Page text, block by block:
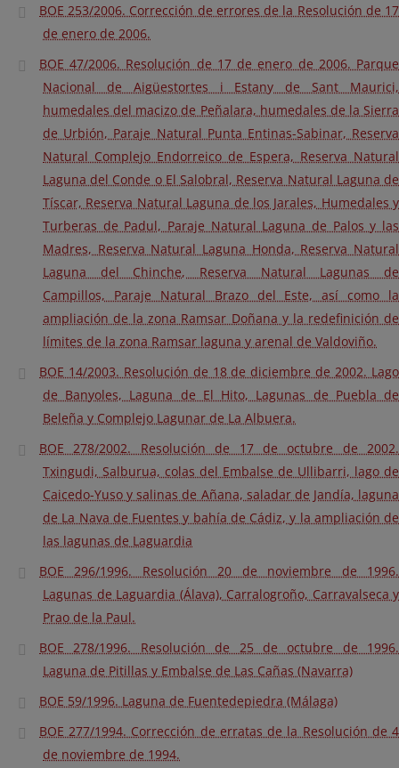
BOE 253/2006. Corrección de errores de la Resolución de 17
de enero de 2006.
BOE 47/2006. Resolución de 17 de enero de 2006. Parque
Nacional de Aigüestortes i Estany de Sant Maurici,
humedales del macizo de Peñalara, humedales de la Sierra
de Urbión, Paraje Natural Punta Entinas-Sabinar, Reserva
Natural Complejo Endorreico de Espera, Reserva Natural
Laguna del Conde o El Salobral, Reserva Natural Laguna de
Tíscar, Reserva Natural Laguna de los Jarales, Humedales y
Turberas de Padul, Paraje Natural Laguna de Palos y las
Madres, Reserva Natural Laguna Honda, Reserva Natural
Laguna del Chinche, Reserva Natural Lagunas de
Campillos, Paraje Natural Brazo del Este, así como la
ampliación de la zona Ramsar Doñana y la redefinición de
límites de la zona Ramsar laguna y arenal de Valdoviño.
BOE 14/2003. Resolución de 18 de diciembre de 2002. Lago
de Banyoles, Laguna de El Hito, Lagunas de Puebla de
Beleña y Complejo Lagunar de La Albuera.
BOE 278/2002. Resolución de 17 de octubre de 2002.
Txingudi, Salburua, colas del Embalse de Ullibarri, lago de
Caicedo-Yuso y salinas de Añana, saladar de Jandía, laguna
de La Nava de Fuentes y bahía de Cádiz, y la ampliación de
las lagunas de Laguardia
BOE 296/1996. Resolución 20 de noviembre de 1996.
Lagunas de Laguardia (Álava), Carralogroño, Carravalseca y
Prao de la Paul.
BOE 278/1996. Resolución de 25 de octubre de 1996.
Laguna de Pitillas y Embalse de Las Cañas (Navarra)
BOE 59/1996. Laguna de Fuentedepiedra (Málaga)
BOE 277/1994. Corrección de erratas de la Resolución de 4
de noviembre de 1994.